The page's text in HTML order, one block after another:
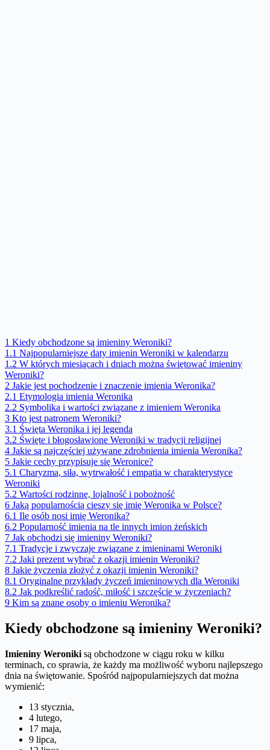
1 Kiedy obchodzone są imieniny Weroniki?
1.1 Najpopularniejsze daty imienin Weroniki w kalendarzu
1.2 W których miesiącach i dniach można świętować imieniny
Weroniki?
2 Jakie jest pochodzenie i znaczenie imienia Weronika?
2.1 Etymologia imienia Weronika
2.2 Symbolika i wartości związane z imieniem Weronika
3 Kto jest patronem Weroniki?
3.1 Święta Weronika i jej legenda
3.2 Święte i błogosławione Weroniki w tradycji religijnej
4 Jakie są najczęściej używane zdrobnienia imienia Weronika?
5 Jakie cechy przypisuje się Weronice?
5.1 Charyzma, siła, wytrwałość i empatia w charakterystyce
Weroniki
5.2 Wartości rodzinne, lojalność i pobożność
6 Jaką popularnością cieszy się imię Weronika w Polsce?
6.1 Ile osób nosi imię Weronika?
6.2 Popularność imienia na tle innych imion żeńskich
7 Jak obchodzi się imieniny Weroniki?
7.1 Tradycje i zwyczaje związane z imieninami Weroniki
7.2 Jaki prezent wybrać z okazji imienin Weroniki?
8 Jakie życzenia złożyć z okazji imienin Weroniki?
8.1 Oryginalne przykłady życzeń imieninowych dla Weroniki
8.2 Jak podkreślić radość, miłość i szczęście w życzeniach?
9 Kim są znane osoby o imieniu Weronika?
Kiedy obchodzone są imieniny Weroniki?
Imieniny Weroniki są obchodzone w ciągu roku w kilku
terminach, co sprawia, że każdy ma możliwość wyboru najlepszego
dnia na świętowanie. Spośród najpopularniejszych dat można
wymienić:
13 stycznia,
4 lutego,
17 maja,
9 lipca,